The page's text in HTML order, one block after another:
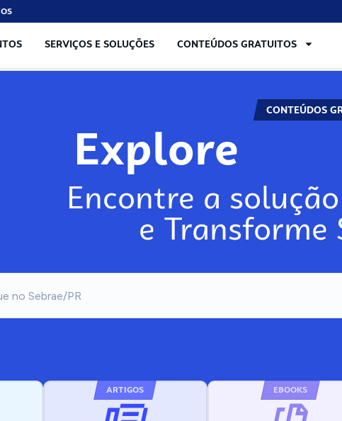
SERVIÇOS E SOLUÇÕES CONTEÚDOS GRATUITOS
CONTEÚDOS
Explore
Encontre a
e Transforme
ARTIGOS EBOOKS